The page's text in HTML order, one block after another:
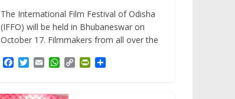
The International Film Festival of Odisha
(IFFO) will be held in Bhubaneswar on
October 17. Filmmakers from all over the
e
T
t
E
i
W
t
C
P